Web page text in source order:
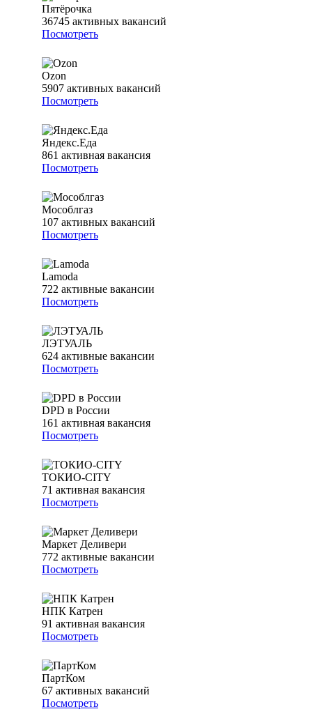
Пятёрочка
36745 активных вакансий
Посмотреть
Ozon
5907 активных вакансий
Посмотреть
Яндекс.Еда
861 активная вакансия
Посмотреть
Мособлгаз
107 активных вакансий
Посмотреть
Lamoda
722 активные вакансии
Посмотреть
ЛЭТУАЛЬ
624 активные вакансии
Посмотреть
DPD в России
161 активная вакансия
Посмотреть
ТОКИО-CITY
71 активная вакансия
Посмотреть
Маркет Деливери
772 активные вакансии
Посмотреть
НПК Катрен
91 активная вакансия
Посмотреть
ПартКом
67 активных вакансий
Посмотреть